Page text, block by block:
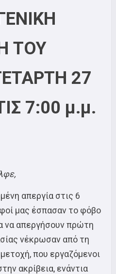
ΤΟΥ
27
7:00 μ.μ.
απεργία στις 6
μας έσπασαν το φόβο
να απεργήσουν πρώτη
νέκρωσαν από τη
που εργαζόμενοι
ακρίβεια, ενάντια